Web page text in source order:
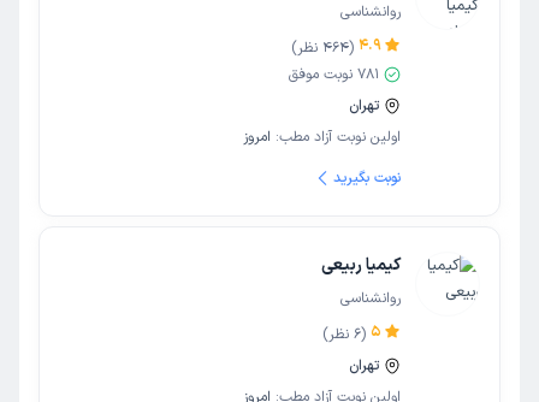
روانشناسی
4.9
(
464 نظر)
781 نوبت موفق
تهران
اولین نوبت آزاد مطب: امروز
نوبت بگیرید
کیمیا ربیعی
روانشناسی
5
(
6 نظر)
تهران
اولین نوبت آزاد مطب: امروز